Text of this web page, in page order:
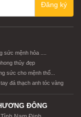
Đăng ký
sức mệnh hỏa ....
thủy đẹp
sức cho mệnh thổ...
đá thạch anh tóc vàng
ĐÔNG